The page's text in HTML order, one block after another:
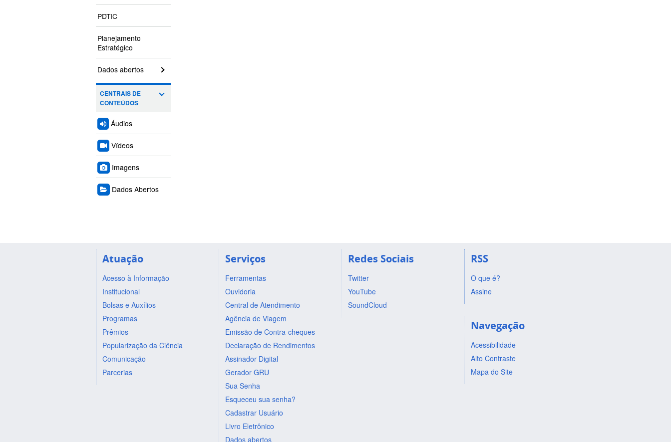
PDTIC
Planejamento
Estratégico
Dados abertos
CENTRAIS DE
CONTEÚDOS
Áudios
Vídeos
Imagens
Dados Abertos
Atuação
Acesso à Informação
Institucional
Bolsas e Auxílios
Programas
Prêmios
Popularização da Ciência
Comunicação
Parcerias
Serviços
Ferramentas
Ouvidoria
Central de Atendimento
Agência de Viagem
Emissão de Contra-cheques
Declaração de Rendimentos
Assinador Digital
Gerador GRU
Sua Senha
Esqueceu sua senha?
Cadastrar Usuário
Livro Eletrônico
Dados abertos
Redes Sociais
Twitter
YouTube
SoundCloud
RSS
O que é?
Assine
Navegação
Acessibilidade
Alto Contraste
Mapa do Site